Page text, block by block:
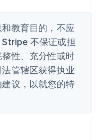
教育目的，不应
不保证或担
性、充分性或时
管辖区获得执业
议，以就您的特